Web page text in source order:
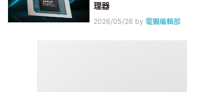
理器
2026/05/26 by 電獺編輯部